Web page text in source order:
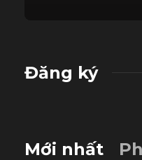
Đăng ký
Mới nhất